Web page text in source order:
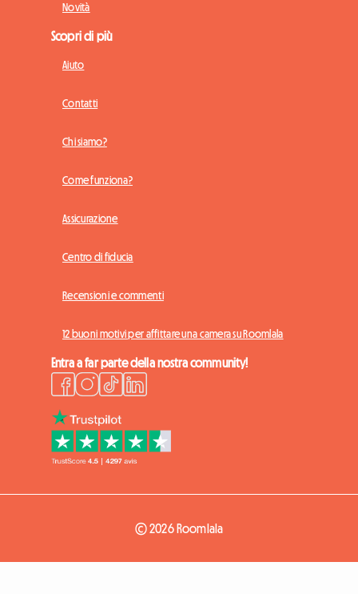
Novità
Scopri di più
Aiuto
Contatti
Chi siamo?
Come funziona?
Assicurazione
Centro di fiducia
Recensioni e commenti
12 buoni motivi per affittare una camera su Roomlala
Entra a far parte della nostra community!
© 2026 Roomlala